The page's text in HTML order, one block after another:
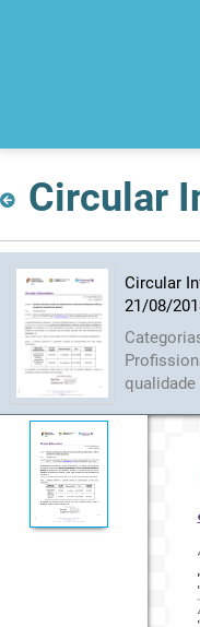
Circular
21/08/
qualidade